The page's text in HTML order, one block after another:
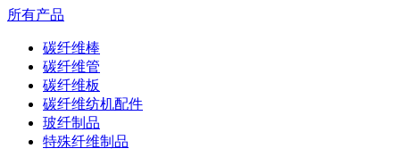
所有产品
碳纤维棒
碳纤维管
碳纤维板
碳纤维纺机配件
玻纤制品
特殊纤维制品